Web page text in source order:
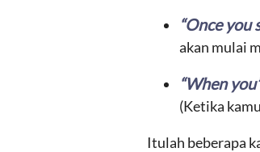
“Once you
akan mulai
“When
(Ketika
Itulah beberapa